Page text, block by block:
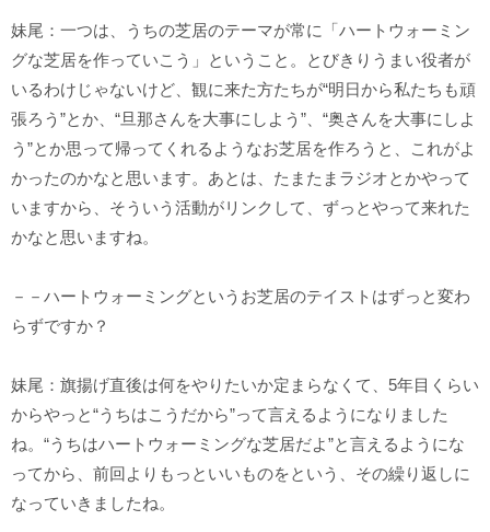
妹尾：一つは、うちの芝居のテーマが常に「ハートウォーミン
グな芝居を作っていこう」ということ。とびきりうまい役者が
いるわけじゃないけど、観に来た方たちが“明日から私たちも頑
張ろう”とか、“旦那さんを大事にしよう”、“奥さんを大事にしよ
う”とか思って帰ってくれるようなお芝居を作ろうと、これがよ
かったのかなと思います。あとは、たまたまラジオとかやって
いますから、そういう活動がリンクして、ずっとやって来れた
かなと思いますね。
－－ハートウォーミングというお芝居のテイストはずっと変わ
らずですか？
妹尾：旗揚げ直後は何をやりたいか定まらなくて、5年目くらい
からやっと“うちはこうだから”って言えるようになりました
ね。“うちはハートウォーミングな芝居だよ”と言えるようにな
ってから、前回よりもっといいものをという、その繰り返しに
なっていきましたね。